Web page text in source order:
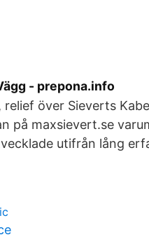
- prepona.info
relief över Sieverts
på maxsievert.se
utifrån lång